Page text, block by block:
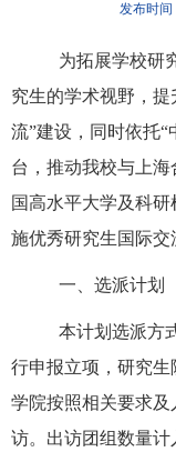
发布时
为拓展学校研
究生的学术视野，
流”建设， 同时依托“
台， 推动我校与上
国高水平大学及科
施优秀研究生国际交
一、选派计划
本计划选派方
行申报立项，研究
学院按照相关要求
访。出访团组数量计